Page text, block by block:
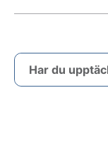
Har du